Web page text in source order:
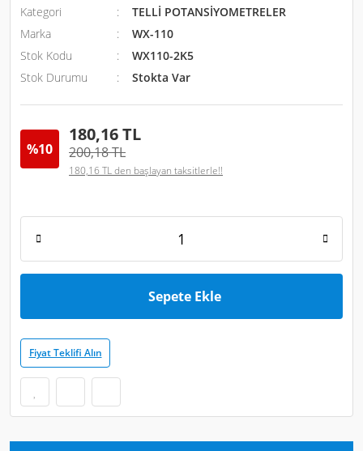
Kategori
TELLİ POTANSİYOMETRELER
Marka
WX-110
Stok Kodu
WX110-2K5
Stok Durumu
Stokta Var
%10
180,16 TL
200,18 TL
180,16 TL den başlayan taksitlerle!!
Sepete Ekle
Fiyat Teklifi Alın